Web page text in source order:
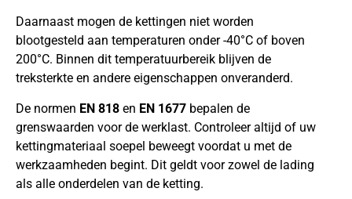
Daarnaast mogen de kettingen niet worden
blootgesteld aan temperaturen onder -40°C of boven
200°C. Binnen dit temperatuurbereik blijven de
treksterkte en andere eigenschappen onveranderd.
De normen EN 818 en EN 1677 bepalen de
grenswaarden voor de werklast. Controleer altijd of uw
kettingmateriaal soepel beweegt voordat u met de
werkzaamheden begint. Dit geldt voor zowel de lading
als alle onderdelen van de ketting.